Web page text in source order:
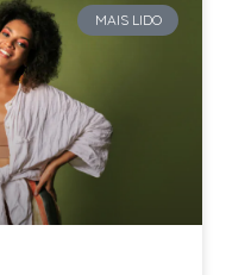
MAIS LIDO